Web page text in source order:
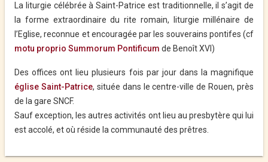
La liturgie célébrée à Saint-Patrice est traditionnelle, il s’agit de
la forme extraordinaire du rite romain, liturgie millénaire de
l’Eglise, reconnue et encouragée par les souverains pontifes (cf
motu proprio Summorum Pontificum de Benoît XVI)
Des offices ont lieu plusieurs fois par jour dans la magnifique
église Saint-Patrice, située dans le centre-ville de Rouen, près
de la gare SNCF.
Sauf exception, les autres activités ont lieu au presbytère qui lui
est accolé, et où réside la communauté des prêtres.